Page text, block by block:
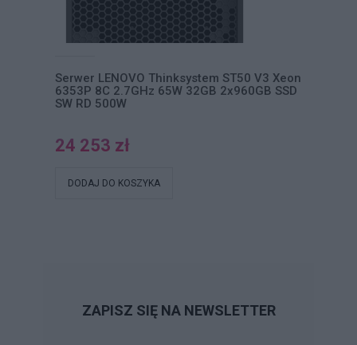
Serwer LENOVO Thinksystem ST50 V3 Xeon
6353P 8C 2.7GHz 65W 32GB 2x960GB SSD
SW RD 500W
24 253 zł
DODAJ DO KOSZYKA
ZAPISZ SIĘ NA NEWSLETTER